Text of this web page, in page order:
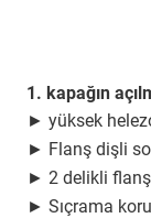
1. kapağın
► yüksek
► Flanş dişli
► 2 delikli flanş
► Sıçrama